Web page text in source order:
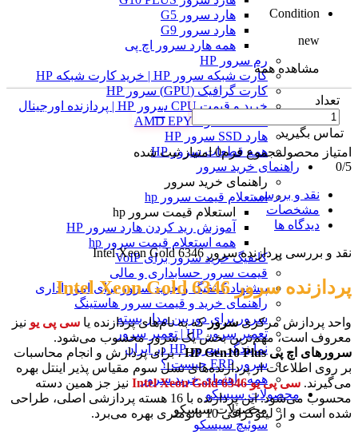
هارد سرور G5
هارد سرور G9
همه هارد سرور اچ پی
رم سرور HP
کارت شبکه سرور HP | خرید کارت شبکه HP
کارت گرافیک (GPU) سرور HP
خرید و قیمت CPU سرور HP | پردازنده اورجینال
هارد SSD سرور HP
همه قطعات سرور HP
راهنمای خرید سرور
راهنمای خرید سرور
استعلام قیمت سرور hp
استعلام قیمت سرور hp
آموزش ريد كردن هارد سرور HP
همه استعلام قیمت سرور hp
کانفیگ خرید سرور برای VoIP
قیمت سرور حسابداری و مالی
پیشنهاد کانفیگ و خرید سرور برای امور اداری
راهنمای خرید و قیمت سرور هاستینگ
سرور برای دوربین مدار بسته
تعمیر سرور HP | تعمیر سرور
نمایندگی سرور HP در ایران
سرور ERP چیست ؟
همه راهنمای خرید سرور
محصولات سیسکو
محصولات سیسکو
سوئیچ سیسکو
Condition
new
مشاهده همه
تعداد
تماس بگیرید
امتیاز محصولمجموع فرم0امتیاز ثبت شده
0/5
نقد و بررسی
مشخصات
دیدگاه ها
نقد و بررسی پردازنده سرور Intel Xeon Gold 6346
پردازنده سرور Intel Xeon Gold 6346
واحد پردازش مرکزیسرورکه به نام‌های پردازنده یا سی پی یو نیز
معروف است، مهم‌ترین بخش یک سرور محسوب می‌شود.
سرورهای اچ پی HP Gen10 Plus
، برای پردازش و انجام محاسبات
بر روی اطلاعات از پردازنده‌های نسل سوم مقیاس پذیر اینتل بهره
می‌گیرند. سی پی یو Intel Xeon Gold 6346
نیز جز همین دسته
محسوب می‌شود. این پردازنده با 16 هسته پردازشی اصلی، طراحی
شده است و از لیتوگرافی 10 نانومتری بهره می‌برد.